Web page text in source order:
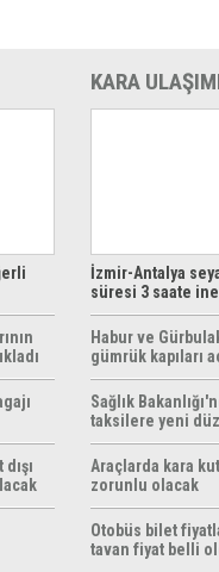
KARA
İzmir-Antalya
süresi 3 saate
Habur ve
gümrük kapıları
Sağlık
taksilere yeni
Araçlarda kara
zorunlu olacak
Otobüs bilet
tavan fiyat belli